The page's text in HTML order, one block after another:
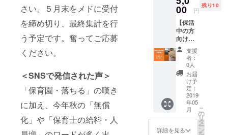
さい。５月末をメドに受付
を締め切り、最終集計を行
う予定です。奮ってご応募
ください。
＜SNSで発信された声＞
「保育園・落ちる」の嘆き
に加え、今年秋の「無償
化」や「保育士の給料・人
いただ
けるこ
とにな
りまし
た。そ
の日を
迎える
までな
かなか
イメー
ジでき
ないお
産や育
児を、
パパ
に！そ
ト
douce.
が、
「おお
かみ学
級」の
名で実
際に産
婦人科
にて
行って
いる両
親学級
を、
miraco
ていた
だきま
す。
(A)、
(B)の2
コマと
も受講
される
方は、
同日の
5,000円
のリ
ターン
へお申
い。
を受講
するこ
とがで
きま
す。
キャン
ペーン
終了
後、ど
ちらの1
コマを
選ばれ
るか、
miraco
より
ます。
限：各
イベン
ト終了
から1年
パネル
ディス
カッ
ション
部分）
を見る
事が出
来る権
利で
す。 5
月中に
メール
にて視
聴方法
のご案
内をお
00 円
残り10
【保活
中の方
向け】
保活の
お茶
会 5月
15日
（水）
10時
~12時＠
渋谷
10名限
定／こ
れから
支援
者：
0人
お届
け予
定：
2019
年05
月
詳細を見る
こ
の
リ
タ
ー
ン